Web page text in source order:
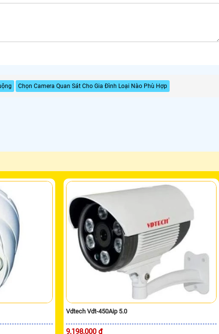
Chọn Camera Quan Sát Cho Gia Đình Loại Nào Phù Hợp
Vdtech Vdt-450Aip 5.0
9,198,000 ₫